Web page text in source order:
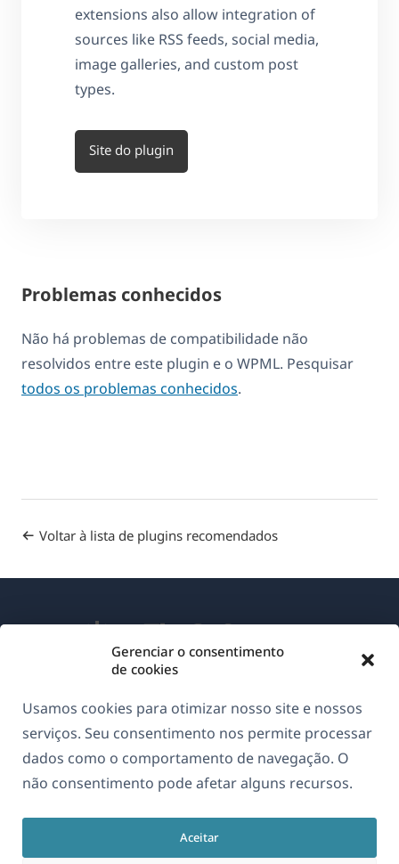
Gerenciar o consentimento
de cookies
Usamos cookies para otimizar nosso site e nossos
serviços. Seu consentimento nos permite processar
dados como o comportamento de navegação. O
não consentimento pode afetar alguns recursos.
Aceitar
extensions also allow integration of
sources like RSS feeds, social media,
image galleries, and custom post
types.
Site do plugin
Problemas conhecidos
Não há problemas de compatibilidade não
resolvidos entre este plugin e o WPML. Pesquisar
todos os problemas conhecidos.
Voltar à lista de plugins recomendados
Português
GDPR & Política de Privacidade
Junte-se à nossa equipe(abre
em
janela)
em
uma
em
uma
(abre
em